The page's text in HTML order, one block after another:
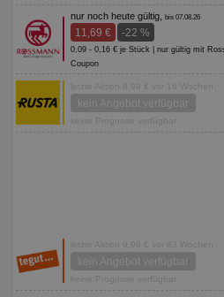
nur noch heute gültig, bis 07.08.26
11,69 € -22 %
0,09 - 0,16 € je Stück | nur gültig mit
Coupon
letzte Aktion 8,99 € vor 16 Wochen
kein Angebot verfügbar
keine Prognose verfügbar
letzte Aktion 9,99 € vor 83 Wochen
kein Angebot verfügbar
keine Prognose verfügbar